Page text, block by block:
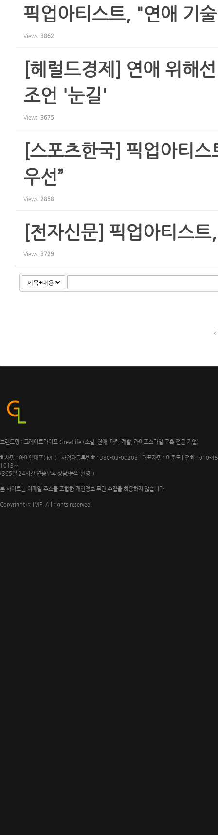
픽업아티스트, "연애 기
Views 3862
[헤럴드경제] 연애 위해
조언 '눈길'
Views 3675
[스포츠한국] 픽업아티
우선”
Views 2858
[전자신문] 픽업아티스
Views 3729
브랜드명 : 그레이트라이프 Greatlife (소셜, 연애, 매력 계발, 라이프스타일 구축 전문 기업)
회사명 : 아이엠에프(IMF) | 사업자등록번호 : 380-03-00208 | 대표자명 : 이준도 | 전화 :
1013호
(365일 24시간 연중무휴 상담/문의 환영!)
본 사이트는 이메일 주소를 포함한 개인정보 무단 수집을 허용하지 않습니다.
Copyright ⓒ IMF, All rights reserved.